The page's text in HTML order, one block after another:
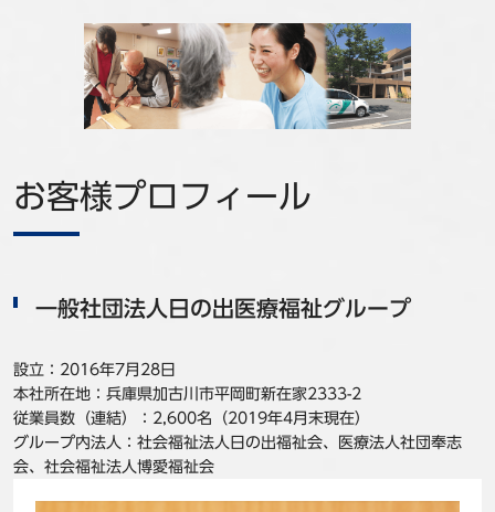
BBSグループネットワーク
株主・投資家情報 採用情報
BBS Group News
出版書籍
セミナ−
お問い合わせ
お客様プロフィール
一般社団法人日の出医療福祉グループ
設立：2016年7月28日
本社所在地：兵庫県加古川市平岡町新在家2333-2
従業員数（連結）：2,600名（2019年4月末現在）
グループ内法人：社会福祉法人日の出福祉会、医療法人社団奉志
会、社会福祉法人博愛福祉会